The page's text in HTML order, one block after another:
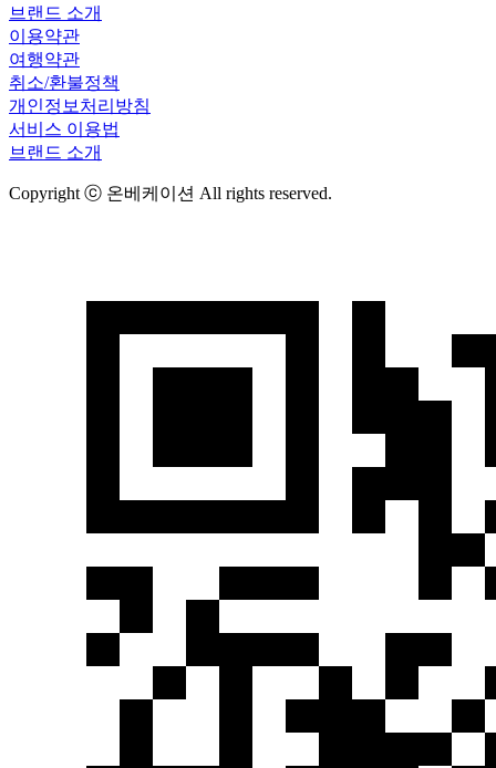
브랜드 소개
이용약관
여행약관
취소/환불정책
개인정보처리방침
서비스 이용법
브랜드 소개
Copyright ⓒ 온베케이션 All rights reserved.